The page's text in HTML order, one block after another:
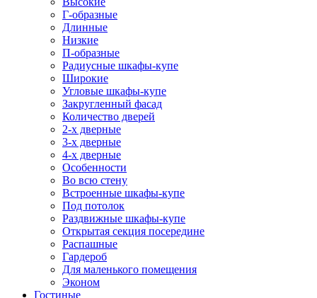
Г-образные
Длинные
Низкие
П-образные
Радиусные шкафы-купе
Широкие
Угловые шкафы-купе
Закругленный фасад
Количество дверей
2-х дверные
3-х дверные
4-х дверные
Особенности
Во всю стену
Встроенные шкафы-купе
Под потолок
Раздвижные шкафы-купе
Открытая секция посередине
Распашные
Гардероб
Для маленького помещения
Эконом
Гостиные